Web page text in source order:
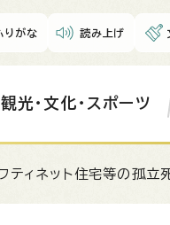
りがな 読み上げ
観光・文化・スポーツ
ティネット住宅等の孤立